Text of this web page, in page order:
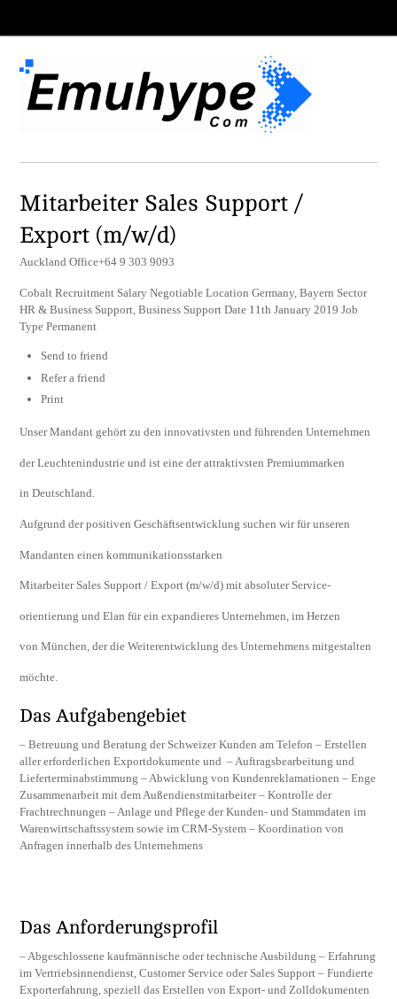
Mitarbeiter Sales Support /
Export (m/w/d)
Auckland Office+64 9 303 9093
Cobalt Recruitment Salary Negotiable Location Germany, Bayern Sector
HR & Business Support, Business Support Date 11th January 2019 Job
Type Permanent
Send to friend
Refer a friend
Print
Unser Mandant gehört zu den innovativsten und führenden Unternehmen
der Leuchtenindustrie und ist eine der attraktivsten Premiummarken
in Deutschland.
Aufgrund der positiven Geschäftsentwicklung suchen wir für unseren
Mandanten einen kommunikationsstarken
Mitarbeiter Sales Support / Export (m/w/d) mit absoluter Service-
orientierung und Elan für ein expandieres Unternehmen, im Herzen
von München, der die Weiterentwicklung des Unternehmens mitgestalten
möchte.
Das Aufgabengebiet
– Betreuung und Beratung der Schweizer Kunden am Telefon – Erstellen
aller erforderlichen Exportdokumente und – Auftragsbearbeitung und
Lieferterminabstimmung – Abwicklung von Kundenreklamationen – Enge
Zusammenarbeit mit dem Außendienstmitarbeiter – Kontrolle der
Frachtrechnungen – Anlage und Pflege der Kunden- und Stammdaten im
Warenwirtschaftssystem sowie im CRM-System – Koordination von
Anfragen innerhalb des Unternehmens
Das Anforderungsprofil
– Abgeschlossene kaufmännische oder technische Ausbildung – Erfahrung
im Vertriebsinnendienst, Customer Service oder Sales Support – Fundierte
Exporterfahrung, speziell das Erstellen von Export- und Zolldokumenten